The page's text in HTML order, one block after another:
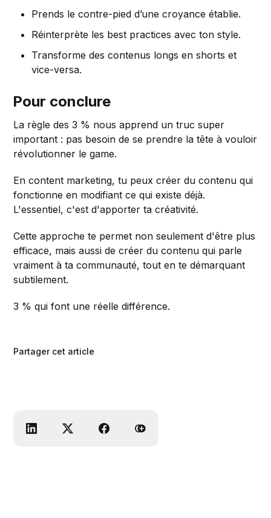
Prends le contre-pied d’une croyance établie.
Réinterprète les best practices avec ton style.
Transforme des contenus longs en shorts et
vice-versa.
Pour conclure
La règle des 3 % nous apprend un truc super
important : pas besoin de se prendre la tête à vouloir
révolutionner le game.
En content marketing, tu peux créer du contenu qui
fonctionne en modifiant ce qui existe déjà.
L'essentiel, c'est d'apporter ta créativité.
Cette approche te permet non seulement d'être plus
efficace, mais aussi de créer du contenu qui parle
vraiment à ta communauté, tout en te démarquant
subtilement.
3 % qui font une réelle différence.
Partager cet article